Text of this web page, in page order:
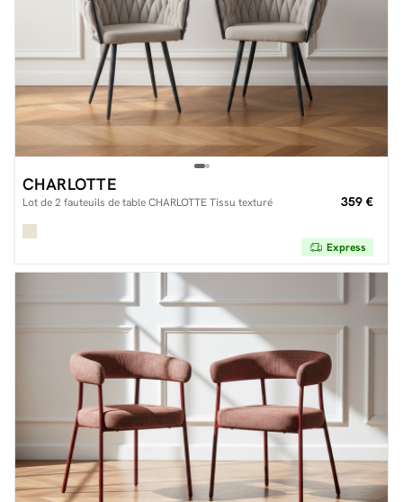
CHARLOTTE
Lot de 2 fauteuils de table CHARLOTTE Tissu texturé 359 €
Express